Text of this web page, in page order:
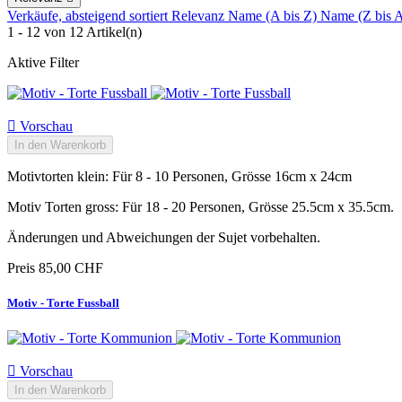
Verkäufe, absteigend sortiert Relevanz Name (A bis Z) Name (Z bis
1 - 12 von 12 Artikel(n)
Aktive Filter
 Vorschau
In den Warenkorb
Motivtorten klein: Für 8 - 10 Personen, Grösse 16cm x 24cm
Motiv Torten gross: Für 18 - 20 Personen, Grösse 25.5cm x 35.5cm.
Änderungen und Abweichungen der Sujet vorbehalten.
Preis 85,00 CHF
Motiv - Torte Fussball
 Vorschau
In den Warenkorb